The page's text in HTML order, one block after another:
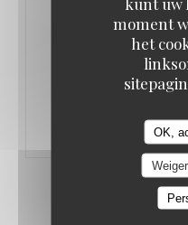
moment
het
OK,
LEES HET